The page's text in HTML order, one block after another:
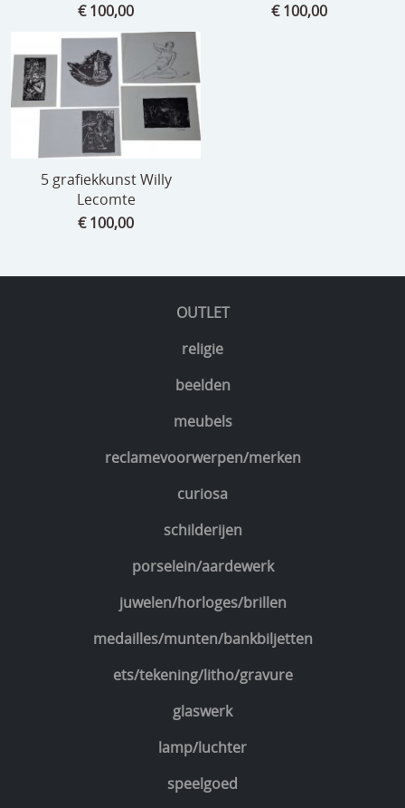
OUTLET
religie
beelden
meubels
reclamevoorwerpen/merken
curiosa
schilderijen
porselein/aardewerk
juwelen/horloges/brillen
medailles/munten/bankbiljetten
ets/tekening/litho/gravure
glaswerk
lamp/luchter
speelgoed
€ 100,00
€ 100,00
5 grafiekkunst Willy
Lecomte
€ 100,00